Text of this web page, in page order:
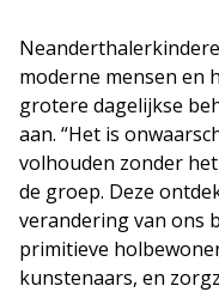
moderne mensen en
grotere dagelijkse
aan. “Het is
volhouden zonder
de groep. Deze
verandering van ons
primitieve
kunstenaars, en